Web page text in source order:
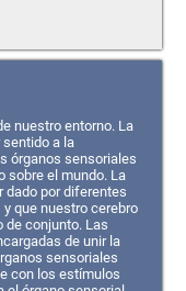
nuestro entorno. La
a la
órganos sensoriales
sobre el mundo. La
dado por diferentes
que nuestro cerebro
de conjunto. Las
de unir la
sensoriales
con los estímulos